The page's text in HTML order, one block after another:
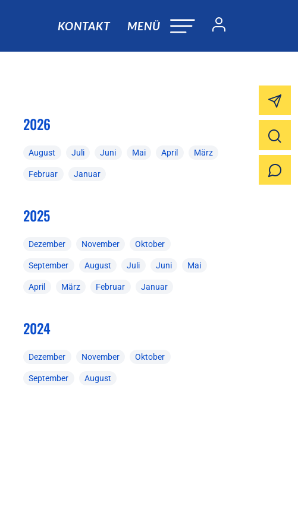
KONTAKT MENÜ
2026
August Juli Juni Mai April März
Februar Januar
2025
Dezember November Oktober
September August Juli Juni Mai
April März Februar Januar
2024
Dezember November Oktober
September August